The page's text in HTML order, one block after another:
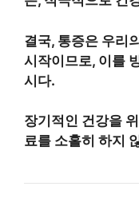
결국, 통증은 우리
시작이므로, 이를
시다.
장기적인 건강을
료를 소홀히 하지